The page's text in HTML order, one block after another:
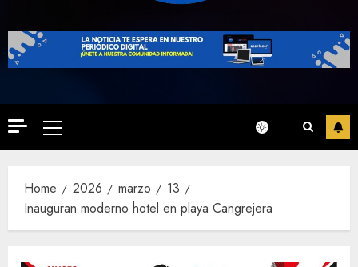
Primary
Menu
Home 2026 marzo
13
Inauguran moderno hotel en playa Cangrejera